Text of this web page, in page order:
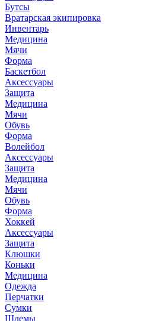
Бутсы
Вратарская экипировка
Инвентарь
Медицина
Мячи
Форма
Баскетбол
Аксессуары
Защита
Медицина
Мячи
Обувь
Форма
Волейбол
Аксессуары
Защита
Медицина
Мячи
Обувь
Форма
Хоккей
Аксессуары
Защита
Клюшки
Коньки
Медицина
Одежда
Перчатки
Сумки
Шлемы